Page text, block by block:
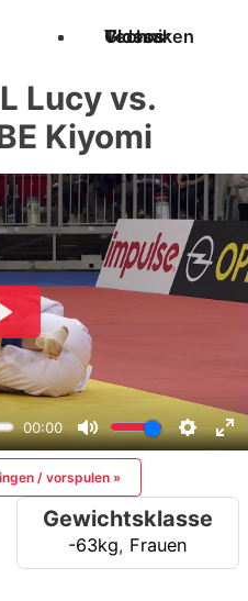
Techniken
Videos
Glossar
Lucy vs.
Kiyomi
/ vorspulen »
Gewichtsklasse
-63kg, Frauen